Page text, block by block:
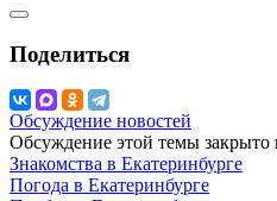
Поделиться
Обсуждение новостей
Обсуждение этой темы закрыто
Знакомства в Екатеринбурге
Погода в Екатеринбурге